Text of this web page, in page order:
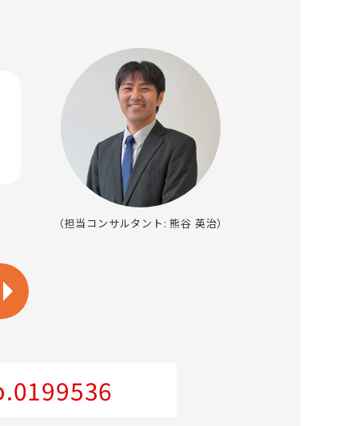
（担当コンサルタント: 熊谷 英治）